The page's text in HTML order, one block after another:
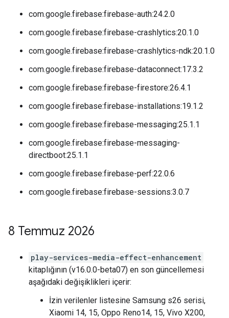
com.google.firebase:firebase-auth:24.2.0
com.google.firebase:firebase-crashlytics:20.1.0
com.google.firebase:firebase-crashlytics-ndk:20.1.0
com.google.firebase:firebase-dataconnect:17.3.2
com.google.firebase:firebase-firestore:26.4.1
com.google.firebase:firebase-installations:19.1.2
com.google.firebase:firebase-messaging:25.1.1
com.google.firebase:firebase-messaging-
directboot:25.1.1
com.google.firebase:firebase-perf:22.0.6
com.google.firebase:firebase-sessions:3.0.7
8 Temmuz 2026
play-services-media-effect-enhancement
kitaplığının (v16.0.0-beta07) en son güncellemesi
aşağıdaki değişiklikleri içerir:
İzin verilenler listesine Samsung s26 serisi,
Xiaomi 14, 15, Oppo Reno14, 15, Vivo X200,